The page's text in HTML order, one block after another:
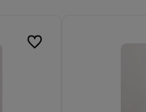
Do ulubionych